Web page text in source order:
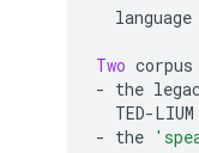
language
Two
- the
TED-LIUM
- the